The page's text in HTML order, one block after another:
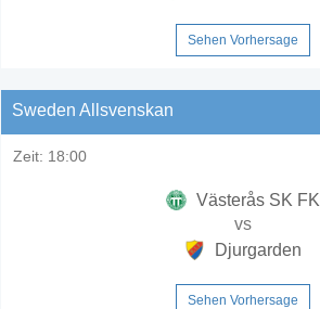
Sehen Vorhersage
Sweden Allsvenskan
Zeit: 18:00
Västerås SK FK
vs
Djurgarden
Sehen Vorhersage